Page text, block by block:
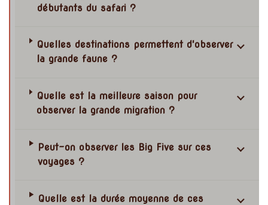
débutants du safari ?
Quelles destinations permettent d'observer
la grande faune ?
Quelle est la meilleure saison pour
observer la grande migration ?
Peut-on observer les Big Five sur ces
voyages ?
Quelle est la durée moyenne de ces